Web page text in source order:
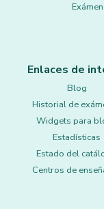
Enlaces de
Blog
Historial de
Widgets para
Estadísticas
Estado del
Centros de